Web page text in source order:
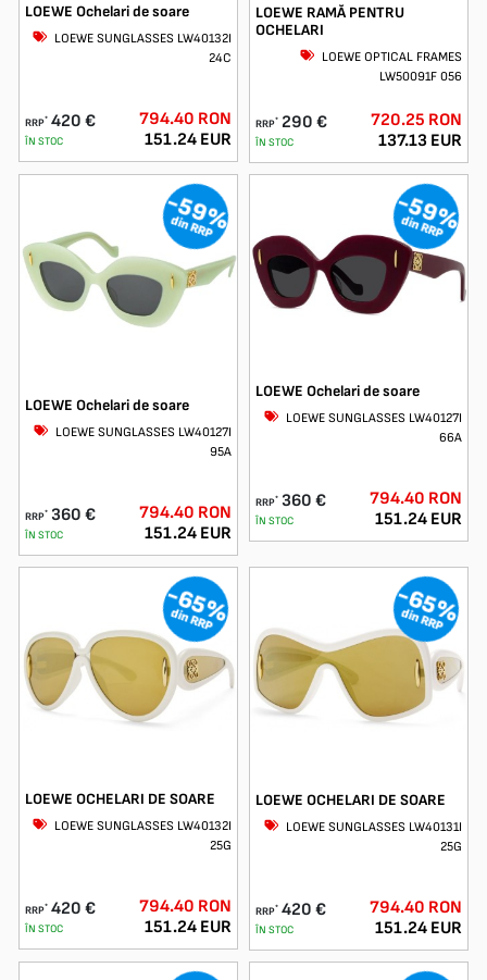
LOEWE Ochelari de soare
LOEWE SUNGLASSES LW40132I
24C
RRP* 420 €
ÎN STOC
794.40 RON
151.24 EUR
LOEWE RAMĂ PENTRU
OCHELARI
LOEWE OPTICAL FRAMES
LW50091F 056
RRP* 290 €
ÎN STOC
720.25 RON
137.13 EUR
-59%
din RRP
LOEWE Ochelari de soare
LOEWE SUNGLASSES LW40127I
95A
RRP* 360 €
ÎN STOC
794.40 RON
151.24 EUR
-59%
din RRP
LOEWE Ochelari de soare
LOEWE SUNGLASSES LW40127I
66A
RRP* 360 €
ÎN STOC
794.40 RON
151.24 EUR
-65%
din RRP
LOEWE OCHELARI DE SOARE
LOEWE SUNGLASSES LW40132I
25G
RRP* 420 €
ÎN STOC
794.40 RON
151.24 EUR
-65%
din RRP
LOEWE OCHELARI DE SOARE
LOEWE SUNGLASSES LW40131I
25G
RRP* 420 €
ÎN STOC
794.40 RON
151.24 EUR